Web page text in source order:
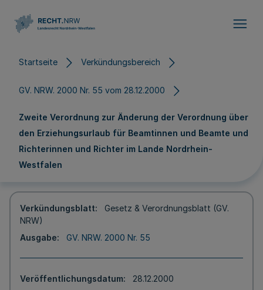
Startseite Verkündungsbereich
GV. NRW. 2000 Nr. 55 vom 28.12.2000
Zweite Verordnung zur Änderung der Verordnung über
den Erziehungsurlaub für Beamtinnen und Beamte und
Richterinnen und Richter im Lande Nordrhein-
Westfalen
Verkündungsblatt
Gesetz & Verordnungsblatt (GV.
NRW)
Ausgabe
GV. NRW. 2000 Nr. 55
Veröffentlichungsdatum
28.12.2000